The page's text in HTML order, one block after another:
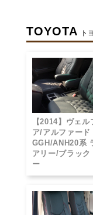
TOYOTA ト
【2014】ヴェル
ア/アルファード
GGH/ANH20系
アリー/ブラック
ー